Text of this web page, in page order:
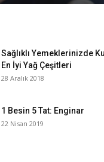
Sağlıklı Yemeklerinizde
En İyi Yağ Çeşitleri
28 Aralık 2018
1 Besin 5 Tat: Enginar
22 Nisan 2019